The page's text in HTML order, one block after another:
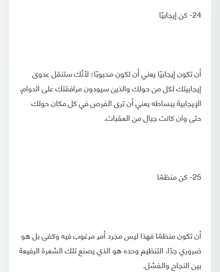
24- كن إيجابيًا
أن تكون إيجابيًا يعني أن تكون محبوبًا؛ لأنّك ستنقل عدوى
إيجابيتك لكل من حولك والذين سيودون مرافقتك على الدوام.
الإيجابية ببساطه يعني أن ترى الفرص في كل مكان حولك
حتى وان كانت جبال من العقبات.
25- كن منظمًا
أن تكون منظمًا فهذا ليس مجرد أمر مرغوب فيه وكفى بل هو
ضروري جدًا. التنظيم وحده هو الذي يصنع تلك الشعرة الرفيعة
بين النجاح والفشل.